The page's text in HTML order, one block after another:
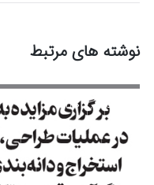
نوشته های مرتبط
مرداد 12, 1405